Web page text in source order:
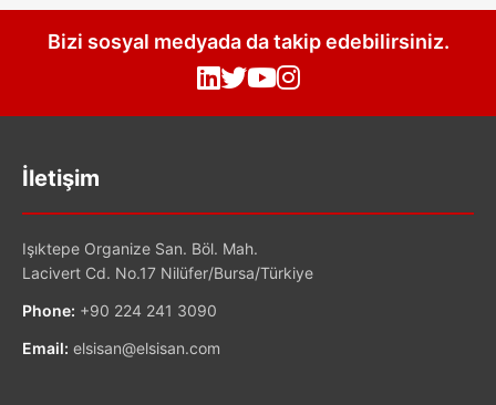
Bizi sosyal medyada da takip edebilirsiniz.
İletişim
Işıktepe Organize San. Böl. Mah.
Lacivert Cd. No.17 Nilüfer/Bursa/Türkiye
Phone: +90 224 241 3090
Email: elsisan@elsisan.com